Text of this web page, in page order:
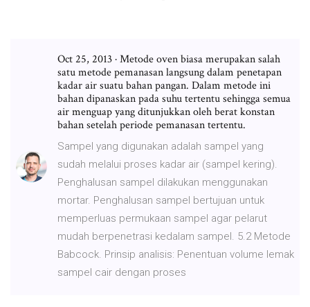
Oct 25, 2013 · Metode oven biasa merupakan salah
satu metode pemanasan langsung dalam penetapan
kadar air suatu bahan pangan. Dalam metode ini
bahan dipanaskan pada suhu tertentu sehingga semua
air menguap yang ditunjukkan oleh berat konstan
bahan setelah periode pemanasan tertentu.
Sampel yang digunakan adalah sampel yang
sudah melalui proses kadar air (sampel kering).
Penghalusan sampel dilakukan menggunakan
mortar. Penghalusan sampel bertujuan untuk
memperluas permukaan sampel agar pelarut
mudah berpenetrasi kedalam sampel. 5.2 Metode
Babcock. Prinsip analisis: Penentuan volume lemak
sampel cair dengan proses